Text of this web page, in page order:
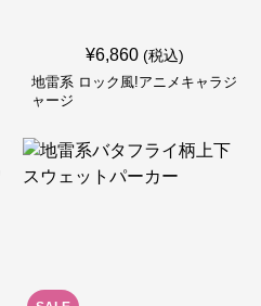
¥6,860 (税込)
地雷系 ロック風!アニメキャラジ
ャージ